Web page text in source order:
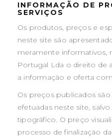
INFORMAÇÃO DE
SERVIÇOS
Os produtos, preços e
neste site são
meramente informativos,
Portugal Lda o direito de
a informação e oferta
Os preços publicados
efetuadas neste site,
tipográfico. O preço
processo de finalização